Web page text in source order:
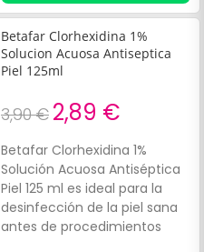
Betafar Clorhexidina 1%
Solucion Acuosa Antiseptica
Piel 125ml
3,90 € 2,89 €
Betafar Clorhexidina 1%
Solución Acuosa Antiséptica
Piel 125 ml es ideal para la
desinfección de la piel sana
antes de procedimientos